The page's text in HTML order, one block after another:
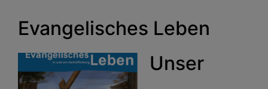
Evangelisches Leben
Unser